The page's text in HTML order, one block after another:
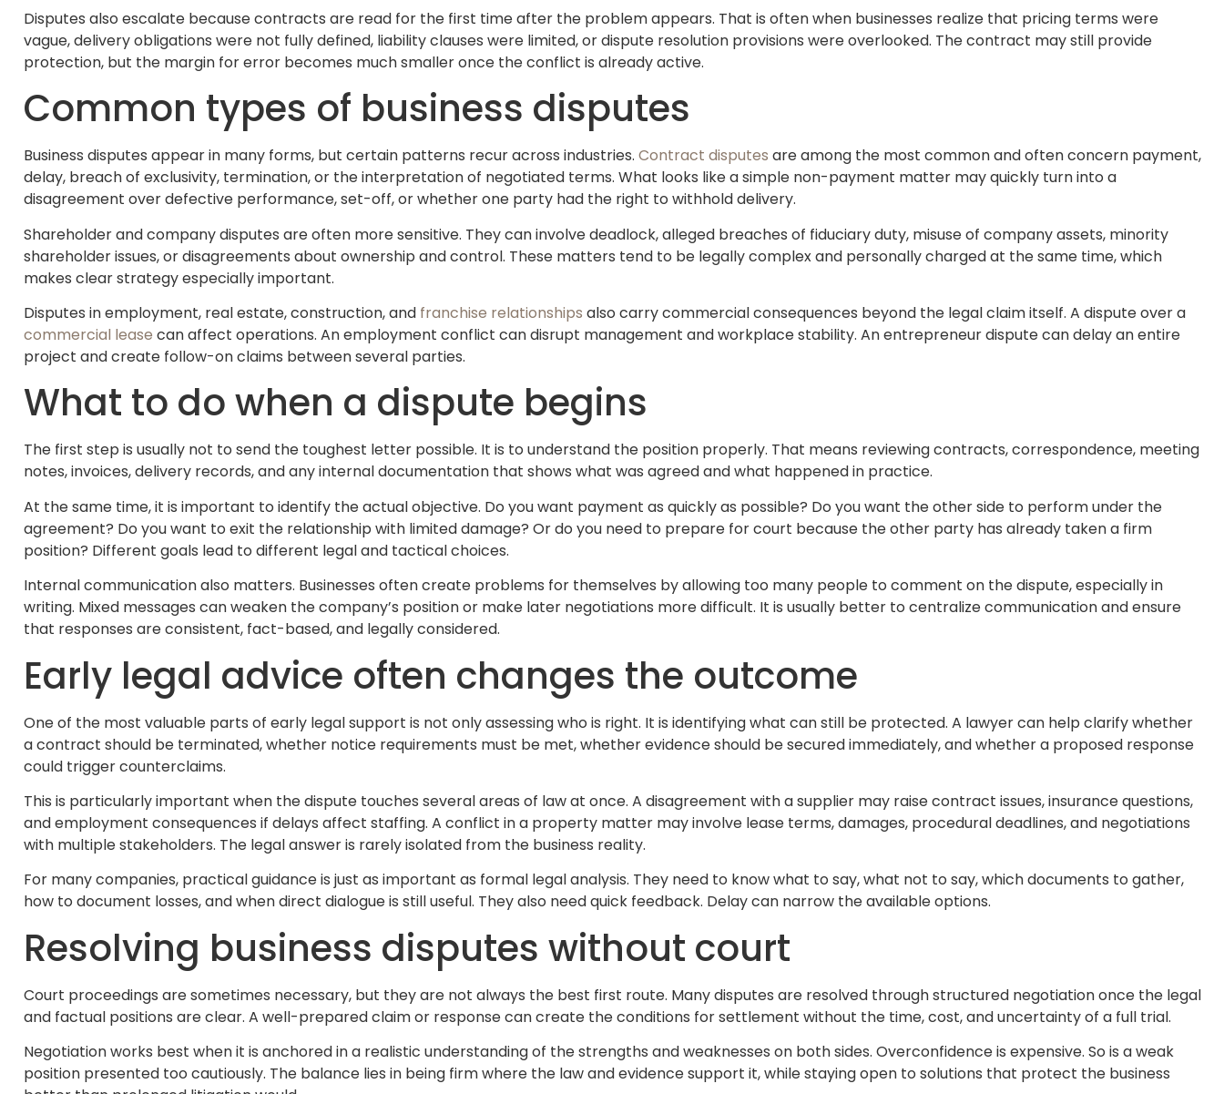
Disputes also escalate because contracts are read for the first time after the problem appears. That is often when businesses realize that pricing terms were
vague, delivery obligations were not fully defined, liability clauses were limited, or dispute resolution provisions were overlooked. The contract may still provide
protection, but the margin for error becomes much smaller once the conflict is already active.
Common types of business disputes
Business disputes appear in many forms, but certain patterns recur across industries. Contract disputes are among the most common and often concern payment,
delay, breach of exclusivity, termination, or the interpretation of negotiated terms. What looks like a simple non-payment matter may quickly turn into a
disagreement over defective performance, set-off, or whether one party had the right to withhold delivery.
Shareholder and company disputes are often more sensitive. They can involve deadlock, alleged breaches of fiduciary duty, misuse of company assets, minority
shareholder issues, or disagreements about ownership and control. These matters tend to be legally complex and personally charged at the same time, which
makes clear strategy especially important.
Disputes in employment, real estate, construction, and franchise relationships also carry commercial consequences beyond the legal claim itself. A dispute over a
commercial lease can affect operations. An employment conflict can disrupt management and workplace stability. An entrepreneur dispute can delay an entire
project and create follow-on claims between several parties.
What to do when a dispute begins
The first step is usually not to send the toughest letter possible. It is to understand the position properly. That means reviewing contracts, correspondence, meeting
notes, invoices, delivery records, and any internal documentation that shows what was agreed and what happened in practice.
At the same time, it is important to identify the actual objective. Do you want payment as quickly as possible? Do you want the other side to perform under the
agreement? Do you want to exit the relationship with limited damage? Or do you need to prepare for court because the other party has already taken a firm
position? Different goals lead to different legal and tactical choices.
Internal communication also matters. Businesses often create problems for themselves by allowing too many people to comment on the dispute, especially in
writing. Mixed messages can weaken the company’s position or make later negotiations more difficult. It is usually better to centralize communication and ensure
that responses are consistent, fact-based, and legally considered.
Early legal advice often changes the outcome
One of the most valuable parts of early legal support is not only assessing who is right. It is identifying what can still be protected. A lawyer can help clarify whether
a contract should be terminated, whether notice requirements must be met, whether evidence should be secured immediately, and whether a proposed response
could trigger counterclaims.
This is particularly important when the dispute touches several areas of law at once. A disagreement with a supplier may raise contract issues, insurance questions,
and employment consequences if delays affect staffing. A conflict in a property matter may involve lease terms, damages, procedural deadlines, and negotiations
with multiple stakeholders. The legal answer is rarely isolated from the business reality.
For many companies, practical guidance is just as important as formal legal analysis. They need to know what to say, what not to say, which documents to gather,
how to document losses, and when direct dialogue is still useful. They also need quick feedback. Delay can narrow the available options.
Resolving business disputes without court
Court proceedings are sometimes necessary, but they are not always the best first route. Many disputes are resolved through structured negotiation once the legal
and factual positions are clear. A well-prepared claim or response can create the conditions for settlement without the time, cost, and uncertainty of a full trial.
Negotiation works best when it is anchored in a realistic understanding of the strengths and weaknesses on both sides. Overconfidence is expensive. So is a weak
position presented too cautiously. The balance lies in being firm where the law and evidence support it, while staying open to solutions that protect the business